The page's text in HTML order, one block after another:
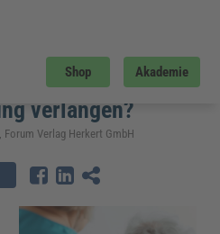
Shop Akademie
Sicherheitsleistung verlangen?
eine
verlangen?
Forum Verlag Herkert GmbH